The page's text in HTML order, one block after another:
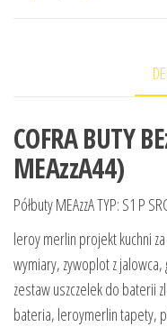
COFRA BUTY
MEAzzA44)
Półbuty MEAzzA TYP: S1 P
leroy merlin projekt kuchni
wymiary, zywoplot z
zestaw uszczelek do baterii
bateria, leroymerlin tapety,